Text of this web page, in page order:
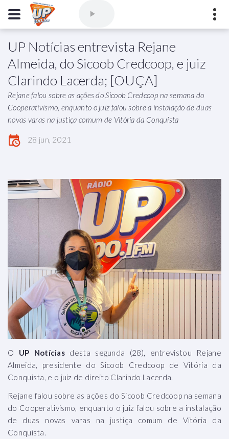
Comercial (77) 3421-3710
Ouvintes
(77) 3424-1001
Vitória da Conquista - Bahia
marioborim@radioupconquista.com.br
UP Notícias entrevista Rejane
Almeida, do Sicoob Credcoop, e juiz
Clarindo Lacerda; [OUÇA]
Rejane falou sobre as ações do Sicoob Credcoop na semana do
Cooperativismo, enquanto o juiz falou sobre a instalação de duas
novas varas na justiça comum de Vitória da Conquista
28 jun, 2021
O UP Notícias desta segunda (28), entrevistou Rejane
Almeida, presidente do Sicoob Credcoop de Vitória da
Conquista, e o juiz de direito Clarindo Lacerda.
Rejane falou sobre as ações do Sicoob Credcoop na semana
do Cooperativismo, enquanto o juiz falou sobre a instalação
de duas novas varas na justiça comum de Vitória da
Conquista.